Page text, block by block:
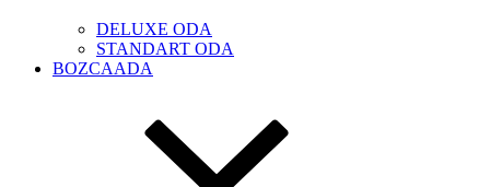
DELUXE ODA
STANDART ODA
BOZCAADA